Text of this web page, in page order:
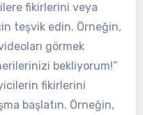
fikirlerini veya
teşvik edin. Örneğin,
görmek
bekliyorum!”
fikirlerini
başlatın. Örneğin,